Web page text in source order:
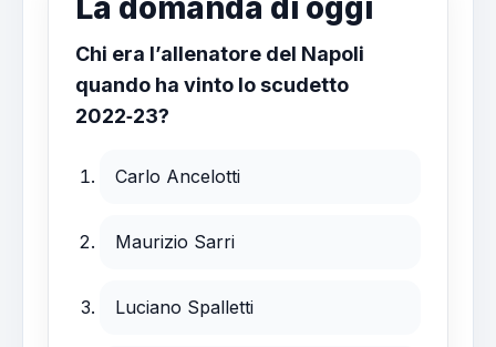
La domanda di oggi
Chi era l’allenatore del Napoli
quando ha vinto lo scudetto
2022‑23?
Carlo Ancelotti
Maurizio Sarri
Luciano Spalletti